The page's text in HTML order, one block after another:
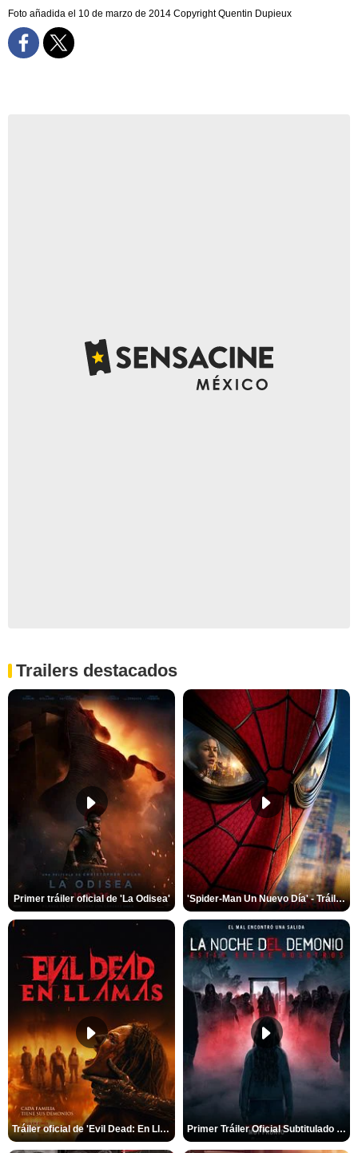
Foto añadida el 10 de marzo de 2014 Copyright Quentin Dupieux
Trailers destacados
Primer tráiler oficial de 'La Odisea' 'Spider-Man Un Nuevo Día' - Tráiler oficial subtitulado
Tráiler oficial de 'Evil Dead: En Llamas' Primer Tráiler Oficial Subtitulado de 'La Noche Del Demonio: Están Entre Nosotros'